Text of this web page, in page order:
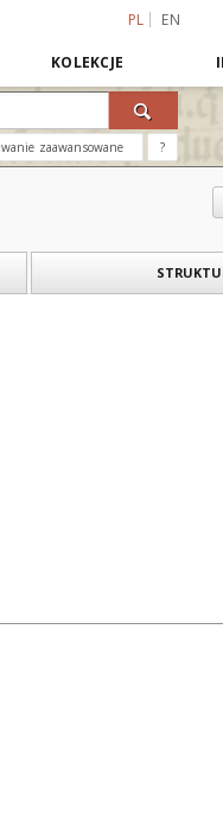
PL EN
KOLEKCJE
zaawansowane ?